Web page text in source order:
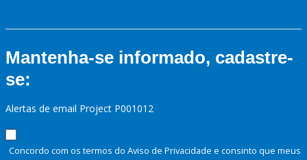
Mantenha-se informado, cadastre-
se:
Alertas de email Project P001012
Concordo com os termos do Aviso de Privacidade e consinto que meus